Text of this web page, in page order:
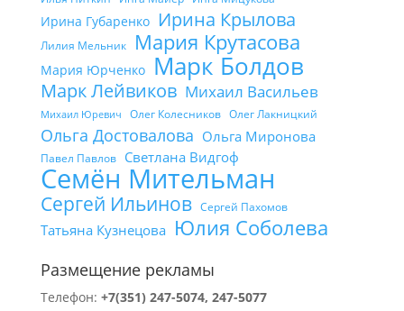
Ирина Губаренко Ирина Крылова
Лилия Мельник Мария Крутасова
Мария Юрченко Марк Болдов
Марк Лейвиков Михаил Васильев
Михаил Юревич Олег Колесников Олег Лакницкий
Ольга Достовалова Ольга Миронова
Павел Павлов Светлана Видгоф
Семён Мительман
Сергей Ильинов Сергей Пахомов
Татьяна Кузнецова Юлия Соболева
Размещение рекламы
Телефон: +7(351) 247-5074, 247-5077